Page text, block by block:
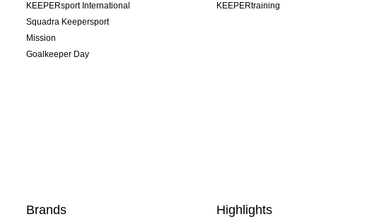
KEEPERsport International
Squadra Keepersport
Mission
Goalkeeper Day
KEEPERtraining
Brands Highlights